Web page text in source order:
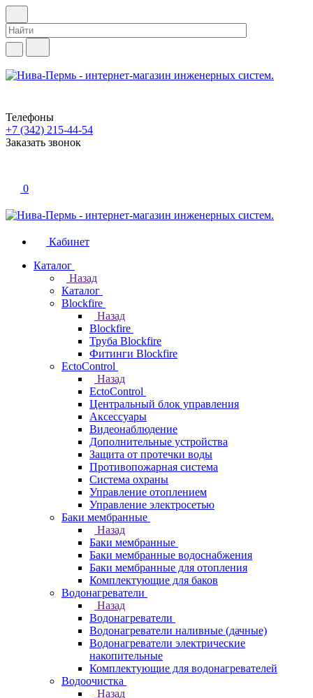
Телефоны
+7 (342) 215-44-54
Заказать звонок
0
Кабинет
Каталог
Назад
Каталог
Blockfire
Назад
Blockfire
Труба Blockfire
Фитинги Blockfire
EctoControl
Назад
EctoControl
Центральный блок управления
Аксессуары
Видеонаблюдение
Дополнительные устройства
Защита от протечки воды
Противопожарная система
Система охраны
Управление отоплением
Управление электросетью
Баки мембранные
Назад
Баки мембранные
Баки мембранные водоснабжения
Баки мембранные для отопления
Комплектующие для баков
Водонагреватели
Назад
Водонагреватели
Водонагреватели наливные (дачные)
Водонагреватели электрические
накопительные
Комплектующие для водонагревателей
Водоочистка
Назад